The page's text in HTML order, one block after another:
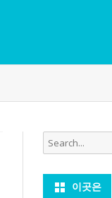
Search
for:
이곳은